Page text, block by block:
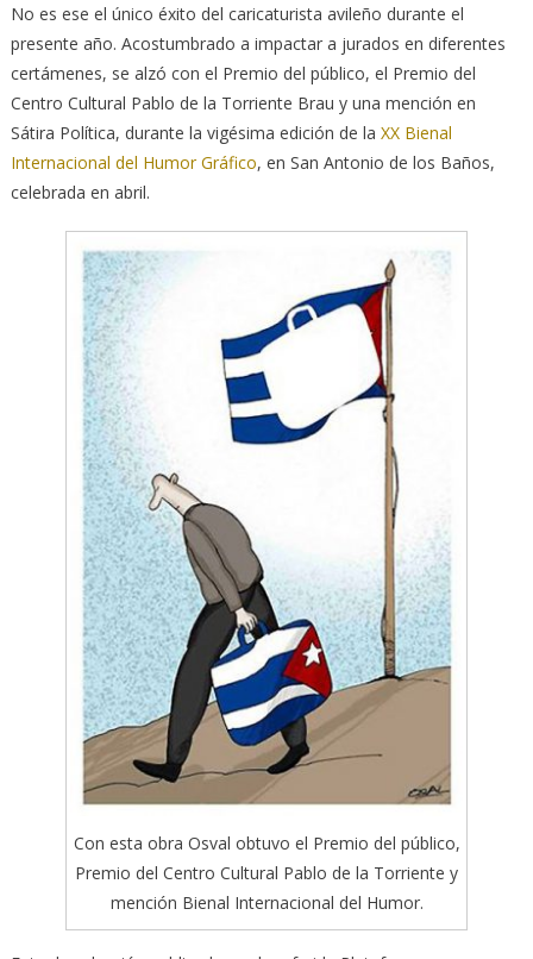
No es ese el único éxito del caricaturista avileño durante el
presente año. Acostumbrado a impactar a jurados en diferentes
certámenes, se alzó con el Premio del público, el Premio del
Centro Cultural Pablo de la Torriente Brau y una mención en
Sátira Política, durante la vigésima edición de la XX Bienal
Internacional del Humor Gráfico, en San Antonio de los Baños,
celebrada en abril.
Con esta obra Osval obtuvo el Premio del público,
Premio del Centro Cultural Pablo de la Torriente y
mención Bienal Internacional del Humor.